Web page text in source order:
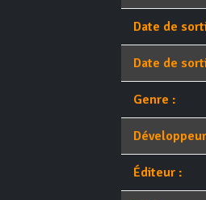
Date de
Date de
Genre :
Éditeur :